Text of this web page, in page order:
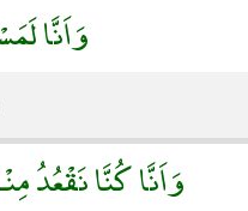
وَاَنَّا
وَاَنَّا كُنَّا نَقْعُدُ